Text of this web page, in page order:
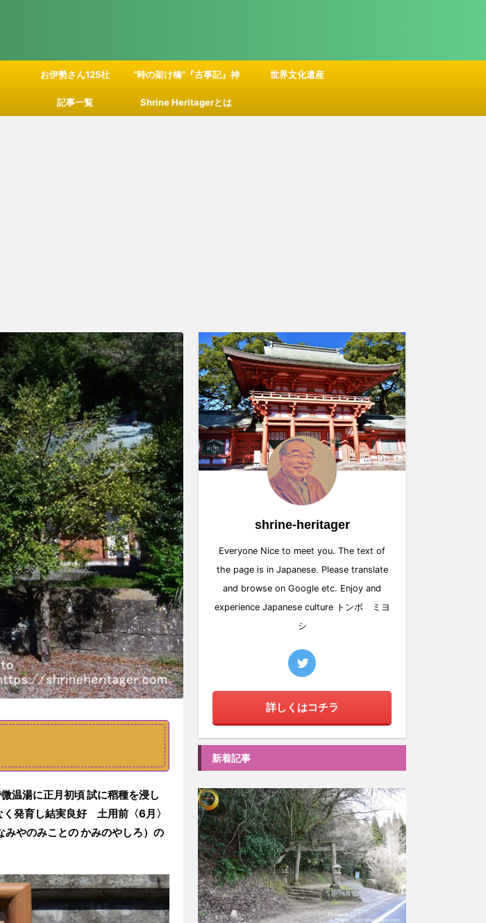
お伊勢さん125社 ”時の架け橋”『古事記』神
話の舞台
世界文化遺産
記事一覧 Shrine Heritagerとは
微温湯に正月初頃 試に稻種を浸し
発育し結実良好 土用前〈6月 〉
みやのみことの かみのやしろ）の
shrine-heritager
Everyone Nice to meet you. The text of
the page is in Japanese. Please translate
and browse on Google etc. Enjoy and
experience Japanese culture トンボ ミヨ
シ
詳しくはコチラ
新着記事